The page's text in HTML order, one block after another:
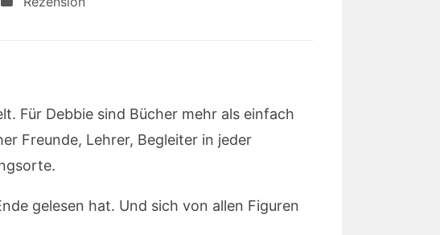
Für Debbie sind Bücher mehr als einfach
Freunde, Lehrer, Begleiter in jeder
gelesen hat. Und sich von allen Figuren